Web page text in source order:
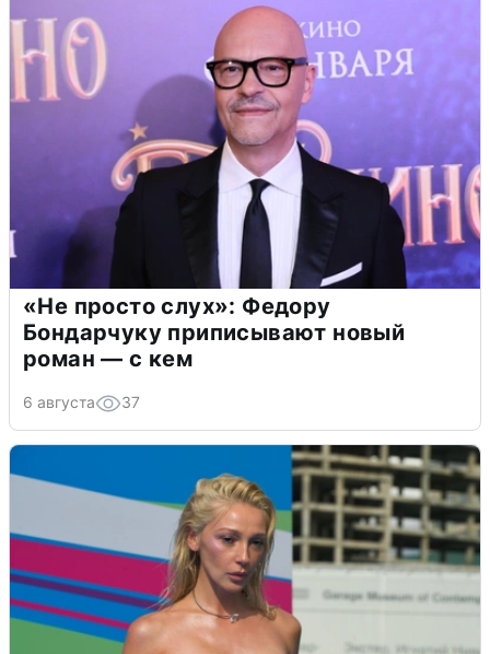
«Не просто слух»: Федору
Бондарчуку приписывают новый
роман — с кем
6 августа 37